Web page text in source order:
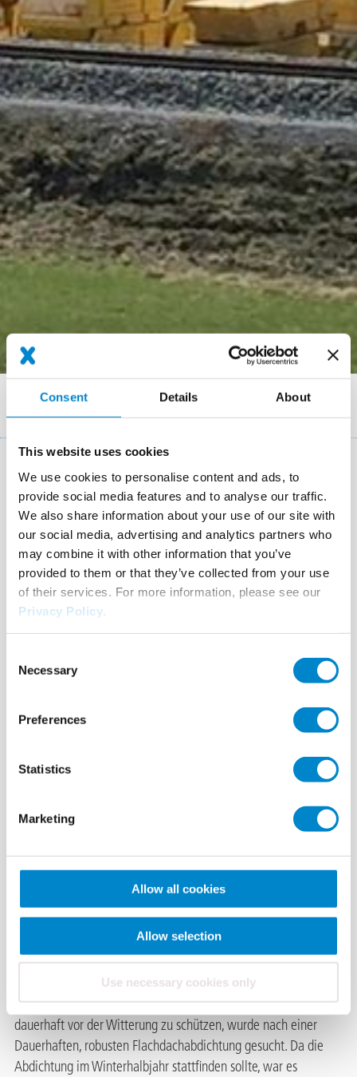
Consent Details About
This website uses cookies
We use cookies to personalise content and ads, to
provide social media features and to analyse our traffic.
We also share information about your use of our site with
our social media, advertising and analytics partners who
may combine it with other information that you’ve
provided to them or that they’ve collected from your use
of their services. For more information, please see our
Privacy Policy
Selection
Necessary
Preferences
Statistics
Marketing
Allow all cookies
Allow selection
Use necessary cookies only
Breadcrumb
References
Flachdachabdichtung Dispositionsgebäude (CH)
Key Facts
Location Ilanz (CH)
System Triflex ProDetail Triflex ProTect
Completion 2017
Area Fläche 430 m² / Details 60 m²
Flachdachabdich
Dispositionsgeb
äude (CH)
Gruppe) in Ilanz wurde im Herbst 2016 angegangen. Bei der
Planung wurde großen Wert auf Dauerhaftigkeit und optische
Ansicht des Gebäudes gelegt. Es soll in Sichtbeton erstellt
werden und sich so harmonisch dem bereits bestehenden
Nebengebäude anpassen. Um die innenliegenden Dämmungen
dauerhaft vor der Witterung zu schützen, wurde nach einer
Dauerhaften, robusten Flachdachabdichtung gesucht. Da die
Abdichtung im Winterhalbjahr stattfinden sollte, war es